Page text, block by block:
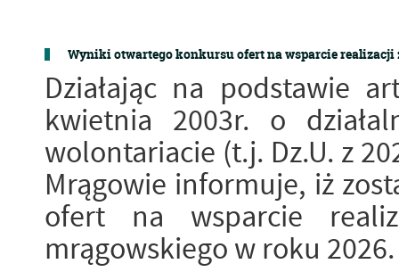
Wyniki otwartego konkursu ofert na wsparcie realizacji
Działając na podstawie
kwietnia 2003r. o
wolontariacie (t.j. Dz.U. z
Mrągowie informuje, iż
ofert na wsparcie
mrągowskiego w roku 2026.